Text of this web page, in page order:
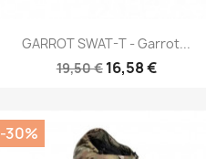
Aperçu rapide
GARROT SWAT-T - Garrot...
19,50 € 16,58 €
-30%